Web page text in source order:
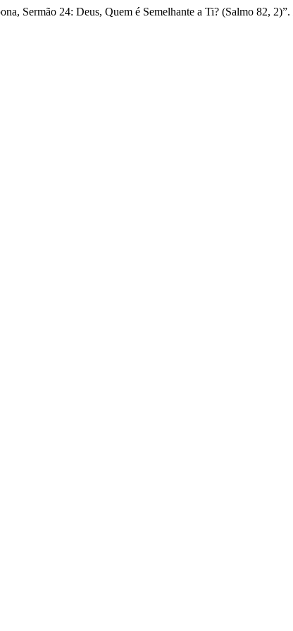
Sermão 24: Deus, Quem é Semelhante a Ti? (Salmo 82, 2)”.